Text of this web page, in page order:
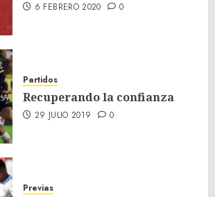
6 FEBRERO 2020 0
Partidos
Recuperando la confianza
29 JULIO 2019 0
Previas